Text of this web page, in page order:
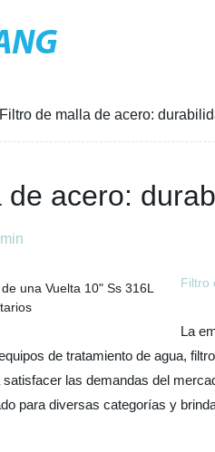
Filtro de malla de acero:
de acero:
Filtro
La
de tratamiento de agua,
las demandas del
para diversas categorías y